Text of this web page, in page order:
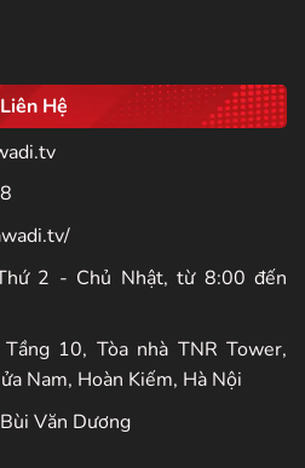
Liên Hệ
2 - Chủ Nhật, từ 8:00 đến
Tầng 10, Tòa nhà TNR Tower,
Nam, Hoàn Kiếm, Hà Nội
Bùi Văn Dương